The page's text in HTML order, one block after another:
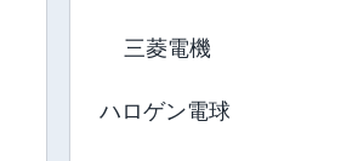
三菱電機
ハロゲン電球